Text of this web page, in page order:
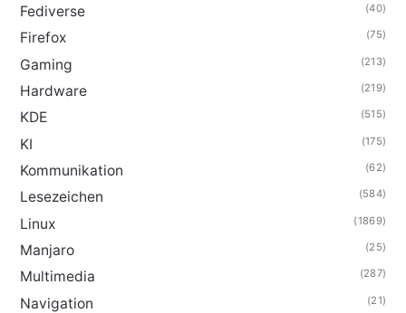
Fediverse (40)
Firefox (75)
Gaming (213)
Hardware (219)
KDE (515)
KI (175)
Kommunikation (62)
Lesezeichen (584)
Linux (1869)
Manjaro (25)
Multimedia (287)
Navigation (21)